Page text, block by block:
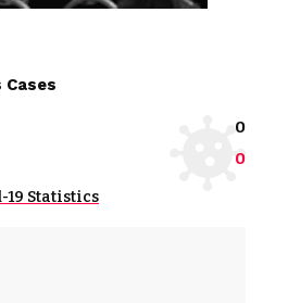
Cases
0
0
19 Statistics